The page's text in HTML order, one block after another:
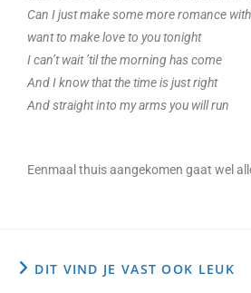
Can I just make some more romance
want to make love to you tonight
I can’t wait ’til the morning has come
And I know that the time is just right
And straight into my arms you will run
Eenmaal thuis aangekomen gaat wel
DIT VIND JE VAST OOK LEUK